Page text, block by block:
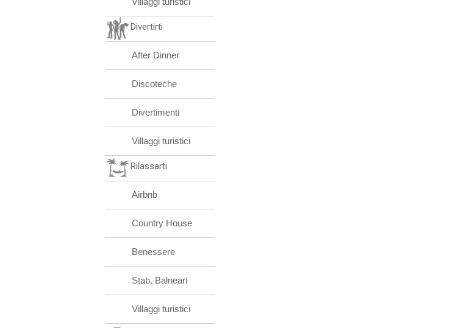
Divertirti
After Dinner
Discoteche
Divertimenti
Villaggi turistici
Rilassarti
Airbnb
Country House
Benessere
Stab. Balneari
Villaggi turistici